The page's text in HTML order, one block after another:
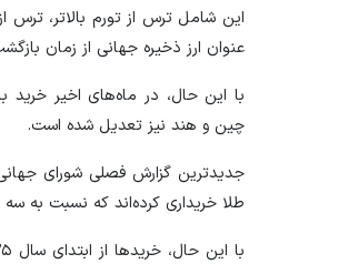
این شامل ترس از تورم بالاتر، ترس
عنوان ارز ذخیره جهانی از زمان
با این حال، در ماه‌های اخیر
چین و هند نیز تعدیل شده است.
طلا خریداری کرده‌اند که نسبت به سه ماهه مشابه در سال